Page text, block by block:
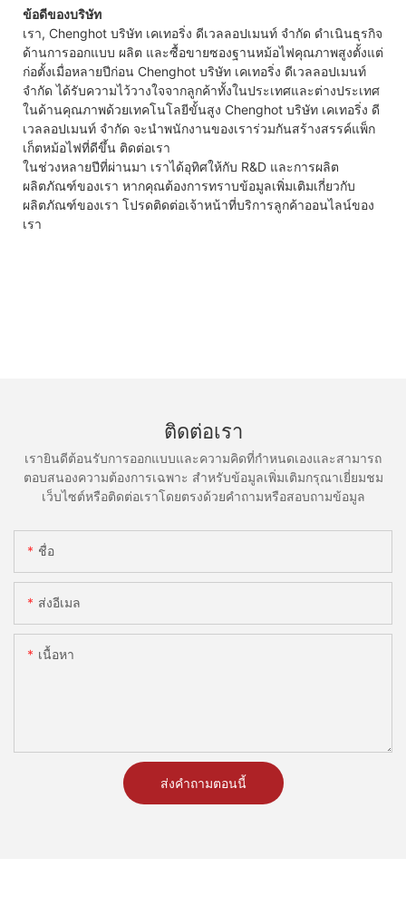
ข้อดีของบริษัท
เรา, Chenghot บริษัท เคเทอริ่ง ดีเวลลอปเมนท์ จำกัด ดำเนินธุรกิจ
ด้านการออกแบบ ผลิต และซื้อขายซองฐานหม้อไฟคุณภาพสูงตั้งแต่
ก่อตั้งเมื่อหลายปีก่อน Chenghot บริษัท เคเทอริ่ง ดีเวลลอปเมนท์
จำกัด ได้รับความไว้วางใจจากลูกค้าทั้งในประเทศและต่างประเทศ
ในด้านคุณภาพด้วยเทคโนโลยีขั้นสูง Chenghot บริษัท เคเทอริ่ง ดี
เวลลอปเมนท์ จำกัด จะนำพนักงานของเราร่วมกันสร้างสรรค์แพ็ก
เก็ตหม้อไฟที่ดีขึ้น ติดต่อเรา
ในช่วงหลายปีที่ผ่านมา เราได้อุทิศให้กับ R&D และการผลิต
ผลิตภัณฑ์ของเรา หากคุณต้องการทราบข้อมูลเพิ่มเติมเกี่ยวกับ
ผลิตภัณฑ์ของเรา โปรดติดต่อเจ้าหน้าที่บริการลูกค้าออนไลน์ของ
เรา
ติดต่อเรา
เรายินดีต้อนรับการออกแบบและความคิดที่กำหนดเองและสามารถ
ตอบสนองความต้องการเฉพาะ สำหรับข้อมูลเพิ่มเติมกรุณาเยี่ยมชม
เว็บไซต์หรือติดต่อเราโดยตรงด้วยคำถามหรือสอบถามข้อมูล
ชื่อ
ส่งอีเมล
เนื้อหา
ส่งคำถามตอนนี้